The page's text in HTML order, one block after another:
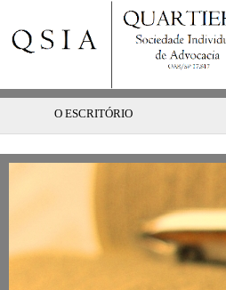
O ESCRITÓRIO